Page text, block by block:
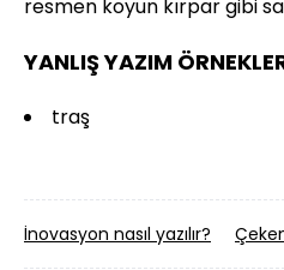
resmen koyun kırpar gibi
YANLIŞ YAZIM
traş
İnovasyon nasıl yazılır?